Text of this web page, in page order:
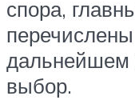
спора,
дальнейшем
выбор.